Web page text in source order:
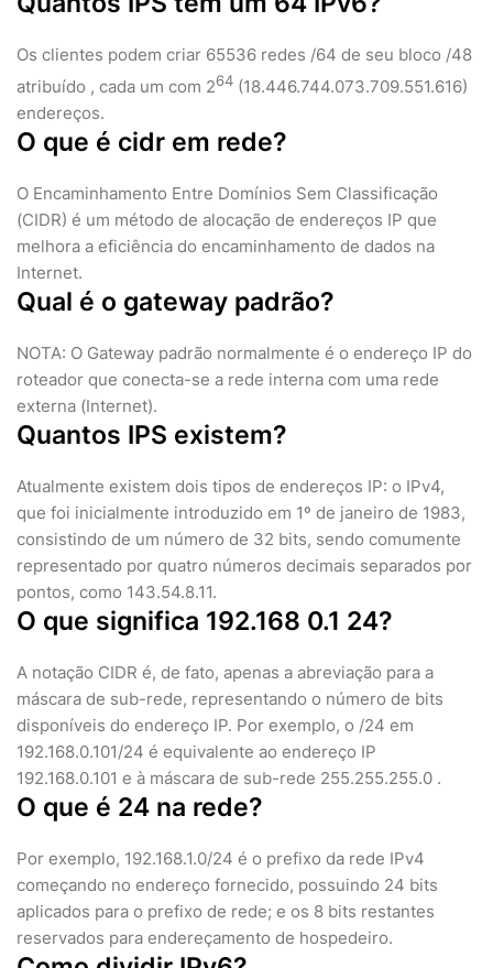
Os clientes podem criar 65536 redes /64 de seu bloco /48
atribuído , cada um com 264 (18.446.744.073.709.551.616)
endereços.
O que é cidr em rede?
O Encaminhamento Entre Domínios Sem Classificação
(CIDR) é um método de alocação de endereços IP que
melhora a eficiência do encaminhamento de dados na
Internet.
Qual é o gateway padrão?
NOTA: O Gateway padrão normalmente é o endereço IP do
roteador que conecta-se a rede interna com uma rede
externa (Internet).
Quantos IPS existem?
Atualmente existem dois tipos de endereços IP: o IPv4,
que foi inicialmente introduzido em 1º de janeiro de 1983,
consistindo de um número de 32 bits, sendo comumente
representado por quatro números decimais separados por
pontos, como 143.54.8.11.
O que significa 192.168 0.1 24?
A notação CIDR é, de fato, apenas a abreviação para a
máscara de sub-rede, representando o número de bits
disponíveis do endereço IP. Por exemplo, o /24 em
192.168.0.101/24 é equivalente ao endereço IP
192.168.0.101 e à máscara de sub-rede 255.255.255.0 .
O que é 24 na rede?
Por exemplo, 192.168.1.0/24 é o prefixo da rede IPv4
começando no endereço fornecido, possuindo 24 bits
aplicados para o prefixo de rede; e os 8 bits restantes
reservados para endereçamento de hospedeiro.